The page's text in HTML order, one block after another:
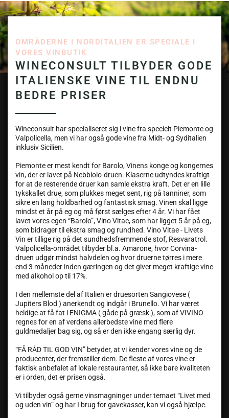
OMRÅDERNE I NORDITALIEN ER SPECIALE I
VORES VINBUTIK
WINECONSULT TILBYDER GODE
ITALIENSKE VINE TIL ENDNU
BEDRE PRISER
Wineconsult har specialiseret sig i vine fra specielt Piemonte og
Valpolicella, men vi har også gode vine fra Midt- og Syditalien
inklusiv Sicilien.
Piemonte er mest kendt for Barolo, Vinens konge og kongernes
vin, der er lavet på Nebbiolo-druen. Klaserne udtyndes kraftigt
for at de resterende druer kan samle ekstra kraft. Det er en lille
tykskallet drue, som plukkes meget sent, rig på tanniner, som
sikre en lang holdbarhed og fantastisk smag. Vinen skal ligge
mindst et år på eg og må først sælges efter 4 år. Vi har fået
lavet vores egen “Barolo”, Vino Vitae, som har ligget 5 år på eg,
som bidrager til ekstra smag og rundhed. Vino Vitae - Livets
Vin er tillige rig på det sundhedsfremmende stof, Resvaratrol.
Valpolicella-området tilbyder bl.a. Amarone, hvor Corvina-
druen udgør mindst halvdelen og hvor druerne tørres i mere
end 3 måneder inden gæringen og det giver meget kraftige vine
med alkohol op til 17%.
I den mellemste del af Italien er druesorten Sangiovese (
Jupiters Blod ) anerkendt og indgår i Brunello. Vi har været
heldige at få fat i ENIGMA ( gåde på græsk ), som af VIVINO
regnes for en af verdens allerbedste vine med flere
guldmedaljer bag sig, og så er den ikke engang særlig dyr.
“FÅ RÅD TIL GOD VIN” betyder, at vi kender vores vine og de
producenter, der fremstiller dem. De fleste af vores vine er
faktisk anbefalet af lokale restauranter, så ikke bare kvaliteten
er i orden, det er prisen også.
Vi tilbyder også gerne vinsmagninger under temaet “Livet med
og uden vin” og har I brug for gavekasser, kan vi også hjælpe.